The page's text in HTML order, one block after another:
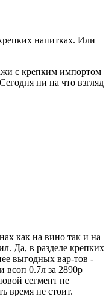
напитках. Или
с крепким импортом
ни на что взгляд
как на вино так и на
Да, в разделе крепких
выгодных вар-тов -
всоп 0.7л за 2890р
сегмент не
время не стоит.